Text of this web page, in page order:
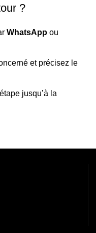
?
WhatsApp ou
et précisez le
jusqu’à la